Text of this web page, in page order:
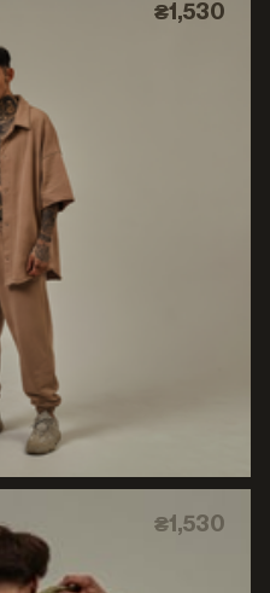
₴1,530
₴1,530